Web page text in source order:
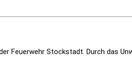
Feuerwehr Stockstadt. Durch das